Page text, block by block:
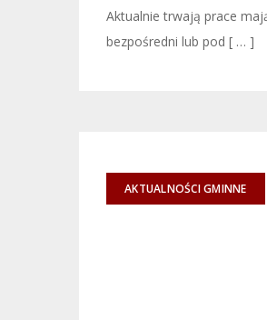
Aktualnie trwają prace
bezpośredni lub pod [ … ]
AKTUALNOŚCI GMINNE